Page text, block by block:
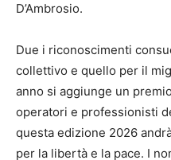
D’Ambrosio.
Due i riconoscimenti
collettivo e quello per il
anno si aggiunge un
operatori e professionisti
questa edizione 2026
per la libertà e la pace. I